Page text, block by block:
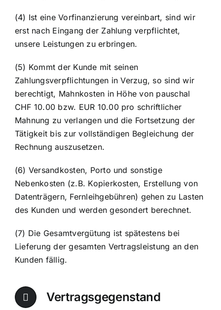
(4) Ist eine Vorfinanzierung vereinbart, sind wir
erst nach Eingang der Zahlung verpflichtet,
unsere Leistungen zu erbringen.
(5) Kommt der Kunde mit seinen
Zahlungsverpflichtungen in Verzug, so sind wir
berechtigt, Mahnkosten in Höhe von pauschal
CHF 10.00 bzw. EUR 10.00 pro schriftlicher
Mahnung zu verlangen und die Fortsetzung der
Tätigkeit bis zur vollständigen Begleichung der
Rechnung auszusetzen.
(6) Versandkosten, Porto und sonstige
Nebenkosten (z.B. Kopierkosten, Erstellung von
Datenträgern, Fernleihgebühren) gehen zu Lasten
des Kunden und werden gesondert berechnet.
(7) Die Gesamtvergütung ist spätestens bei
Lieferung der gesamten Vertragsleistung an den
Kunden fällig.
Vertragsgegenstand